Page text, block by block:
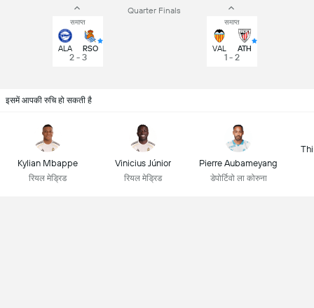
Quarter Finals
समाप्त
ALA RSO
2 - 3
समाप्त
VAL ATH
1 - 2
इसमें आपकी रुचि हो सकती है
Kylian Mbappe
रियल मेड्रिड
Vinicius Júnior
रियल मेड्रिड
Pierre Aubameyang
डेपोर्टिवो ला कोरुना